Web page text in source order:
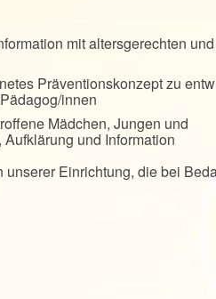
mit altersgerechten und
Präventionskonzept zu
innen
Mädchen, Jungen und
und Information
Einrichtung, die bei